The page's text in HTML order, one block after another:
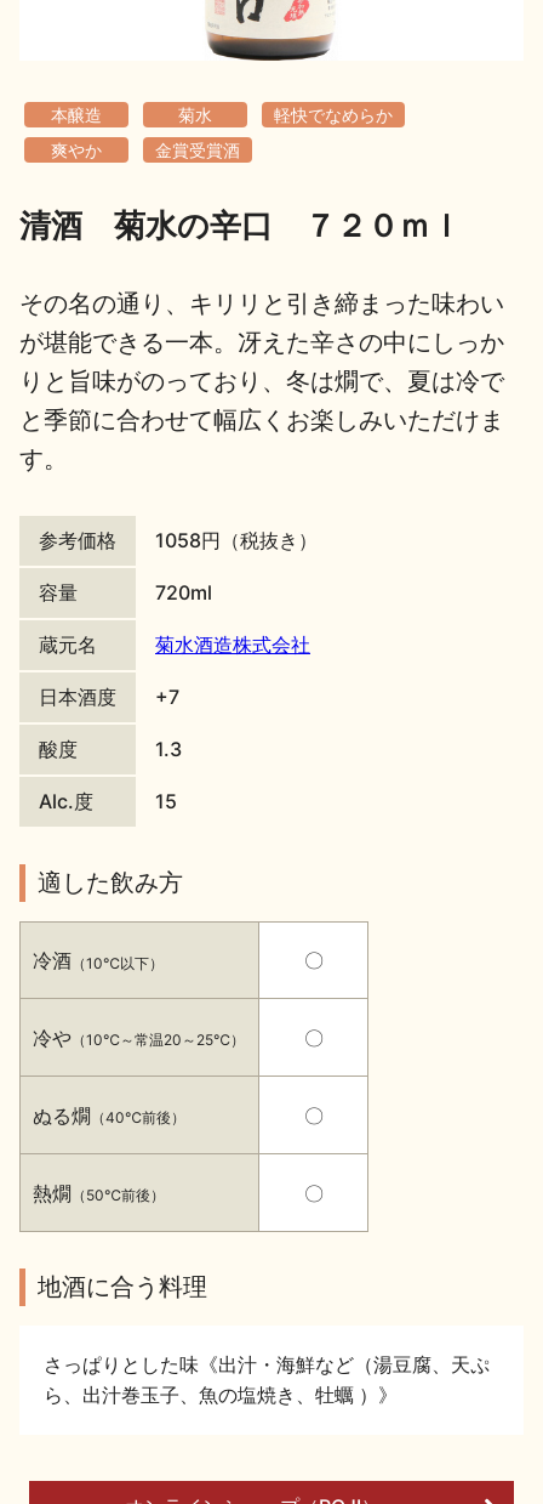
お楽しみコンテンツ
地酒川柳
日本酒の楽しみ方特集
地酒・イベント情報
イベント情報TOP 新商品・おすすめ商品
地酒蔵元会WEB展示会 地酒蔵元会利酒会
地酒蔵元会とは
本醸造 菊水
軽快でなめらか
爽やか
金賞受賞酒
清酒 菊水の辛口 ７２０ｍｌ
その名の通り、キリリと引き締まった味わい
が堪能できる一本。冴えた辛さの中にしっか
りと旨味がのっており、冬は燗で、夏は冷で
と季節に合わせて幅広くお楽しみいただけま
す。
参考価格 1058円（税抜き）
容量 720ml
蔵元名 菊水酒造株式会社
日本酒度 +7
酸度 1.3
Alc.度 15
適した飲み方
冷酒 （10℃以下）
冷や （10℃～常温20～25℃）
ぬる燗 （40℃前後）
熱燗 （50℃前後）
〇
〇
〇
〇
地酒に合う料理
さっぱりとした味《出汁・海鮮など（湯豆腐、天ぷ
ら、出汁巻玉子、魚の塩焼き、牡蠣 ）》